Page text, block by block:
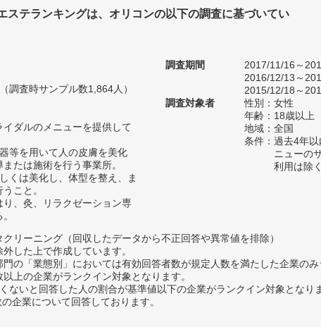
ステランキングは、オリコンの以下の調査に基づいてい
調査時サンプル数1,864人）
ダルのメニューを提供して
等を用いて人の皮膚を美化
たは施術を行う事業所。
くは美化し、体型を整え、ま
こと。
、灸、リラクゼーション専
調査期間
2017/11/16～
2016/12/13～
2015/12/18～
調査対象者
性別：女性
年齢：18歳以上
地域：全国
条件：過去4年
ニューの
利用は除く
リーニング（回収したデータから不正回答や異常値を排除）
した上で作成しています。
の「業態別」においては有効回答者数が規定人数を満たした企業の
上の企業がランクイン対象となります。
いと回答した人の割合が基準値以下の企業がランクイン対象となり
企業について回答しております。